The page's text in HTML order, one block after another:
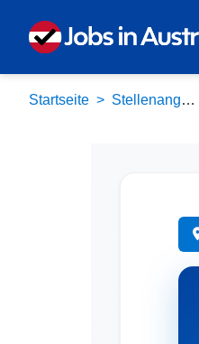
Startseite Stellenangebote